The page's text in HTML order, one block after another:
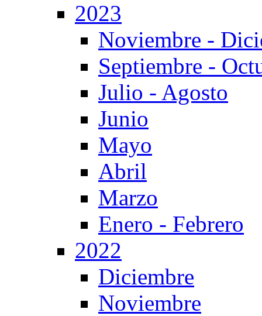
2023
Noviembre -
Septiembre -
Julio - Agosto
Junio
Mayo
Abril
Marzo
Enero - Febrero
2022
Diciembre
Noviembre